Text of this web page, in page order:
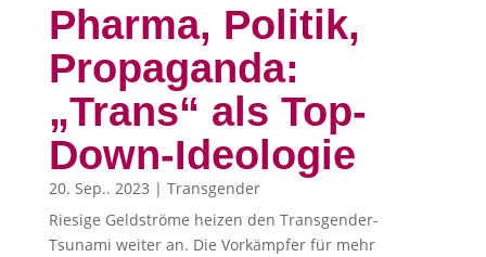
Pharma, Politik,
Propaganda:
„Trans“ als Top-
Down-Ideologie
20. Sep.. 2023 | Transgender
Riesige Geldströme heizen den Transgender-
Tsunami weiter an. Die Vorkämpfer für mehr